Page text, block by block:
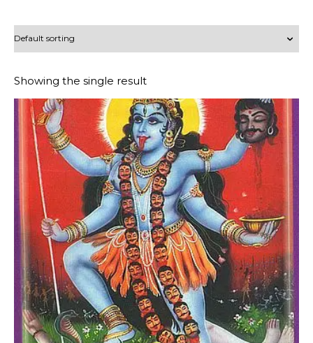
Showing the single result